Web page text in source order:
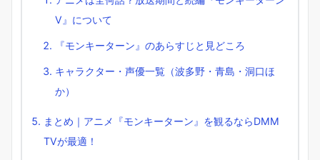
V』について
『モンキーターン』のあらすじと見どころ
キャラクター・声優一覧（波多野・青島・洞口ほ
か）
まとめ｜アニメ『モンキーターン』を観るならDMM
TVが最適！